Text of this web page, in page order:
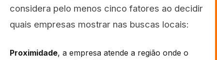
considera pelo menos cinco fatores ao decidir
quais empresas mostrar nas buscas locais:
Proximidade, a empresa atende a região onde o